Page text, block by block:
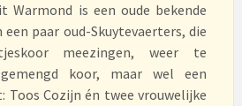
Warmond is een oude bekende
paar oud-Skuytevaerters, die
meezingen, weer te
koor, maar wel een
Toos Cozijn én twee vrouwelijke